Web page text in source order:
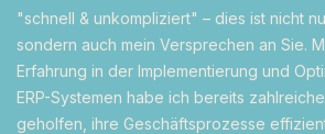
"schnell & unkompliziert" – dies ist nicht
sondern auch mein Versprechen an Sie.
Erfahrung in der Implementierung und
ERP-Systemen habe ich bereits
geholfen, ihre Geschäftsprozesse